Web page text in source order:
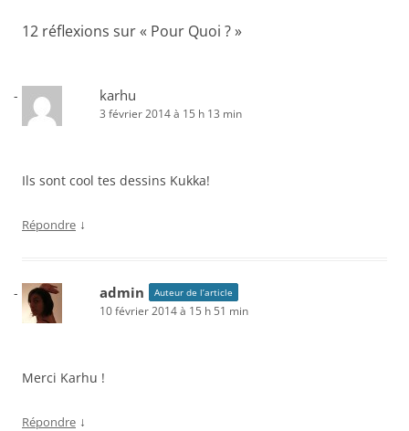
12 réflexions sur « Pour Quoi ?»
karhu
3 février 2014 à 15 h 13 min
Ils sont cool tes dessins Kukka!
Répondre ↓
admin Auteur de l’article
10 février 2014 à 15 h 51 min
Merci Karhu !
Répondre ↓